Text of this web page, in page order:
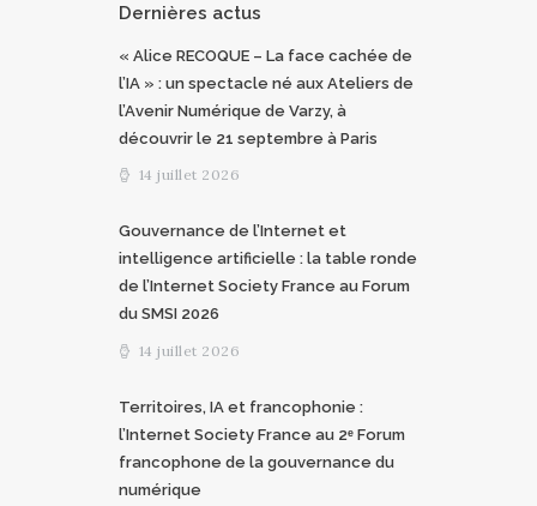
Dernières actus
« Alice RECOQUE – La face cachée de
l’IA » : un spectacle né aux Ateliers de
l’Avenir Numérique de Varzy, à
découvrir le 21 septembre à Paris
14 juillet 2026
Gouvernance de l’Internet et
intelligence artificielle : la table ronde
de l’Internet Society France au Forum
du SMSI 2026
14 juillet 2026
Territoires, IA et francophonie :
l’Internet Society France au 2ᵉ Forum
francophone de la gouvernance du
numérique